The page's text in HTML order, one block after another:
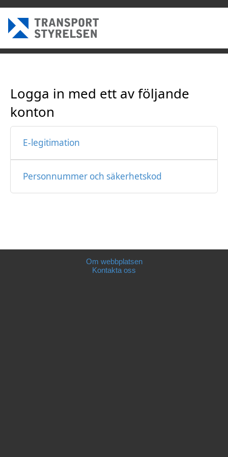
Logga in med ett av följande
konton
E-legitimation
Personnummer och säkerhetskod
Om webbplatsen
Kontakta oss